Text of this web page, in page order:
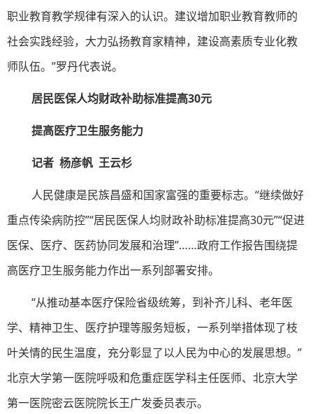
职业教育教学规律有深入的认识。建议增加职业教育教师的
社会实践经验，大力弘扬教育家精神，建设高素质专业化教
师队伍。”罗丹代表说。
居民医保人均财政补助标准提高30元
提高医疗卫生服务能力
记者 杨彦帆 王云杉
人民健康是民族昌盛和国家富强的重要标志。“继续做好
重点传染病防控”“居民医保人均财政补助标准提高30元”“促进
医保、医疗、医药协同发展和治理”……政府工作报告围绕提
高医疗卫生服务能力作出一系列部署安排。
“从推动基本医疗保险省级统筹，到补齐儿科、老年医
学、精神卫生、医疗护理等服务短板，一系列举措体现了枝
叶关情的民生温度，充分彰显了以人民为中心的发展思想。”
北京大学第一医院呼吸和危重症医学科主任医师、北京大学
第一医院密云医院院长王广发委员表示。